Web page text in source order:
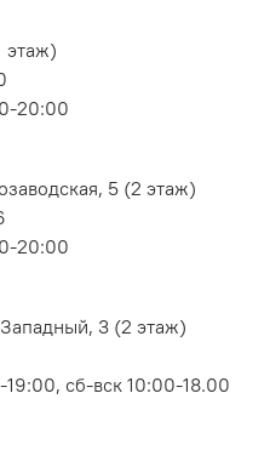
этаж)
20:00
5 (2 этаж)
20:00
3 (2 этаж)
сб-вск 10:00-18.00